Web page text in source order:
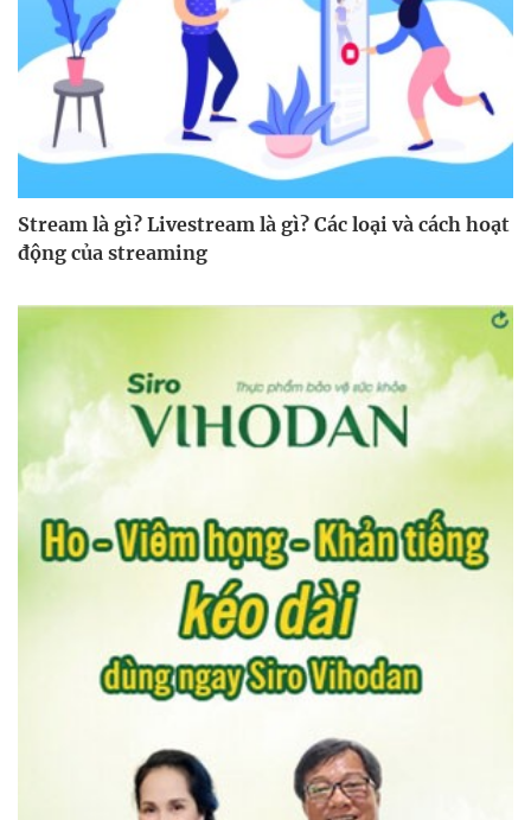
Stream là gì? Livestream là gì? Các loại và cách hoạt
động của streaming